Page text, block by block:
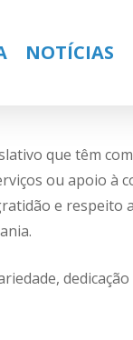
NOTÍCIAS
que têm
ou apoio à
e respeito